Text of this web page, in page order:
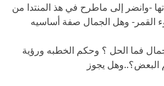
-وانضر إلى ماطرح في هذ المنتدا من
القمر- وهل الجمال صفة أساسيه
فما الحل ؟ وحكم الخطبه ورؤية
البعض؟..وهل يجوز